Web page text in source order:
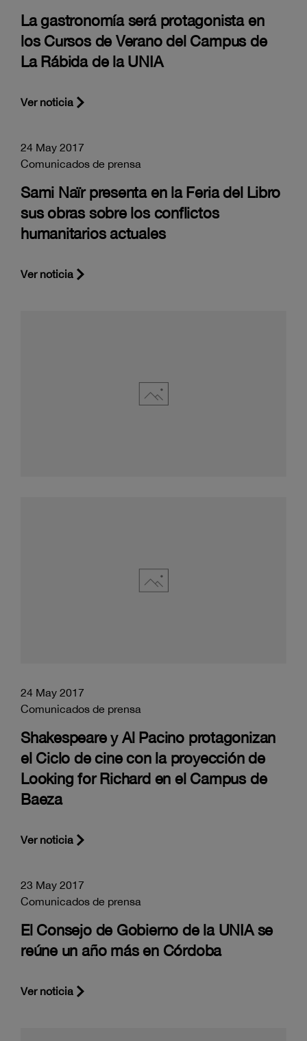
La gastronomía será protagonista en
los Cursos de Verano del Campus de
La Rábida de la UNIA
Ver noticia
24 May 2017
Comunicados de prensa
Sami Naïr presenta en la Feria del Libro
sus obras sobre los conflictos
humanitarios actuales
Ver noticia
24 May 2017
Comunicados de prensa
Shakespeare y Al Pacino protagonizan
el Ciclo de cine con la proyección de
Looking for Richard en el Campus de
Baeza
Ver noticia
23 May 2017
Comunicados de prensa
El Consejo de Gobierno de la UNIA se
reúne un año más en Córdoba
Ver noticia